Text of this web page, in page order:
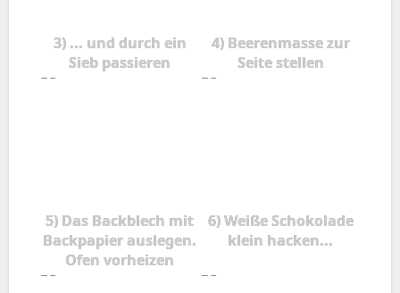
3) ... und durch ein
Sieb passieren
4) Beerenmasse zur
Seite stellen
5) Das Backblech mit
Backpapier auslegen.
Ofen vorheizen
6) Weiße Schokolade
klein hacken...